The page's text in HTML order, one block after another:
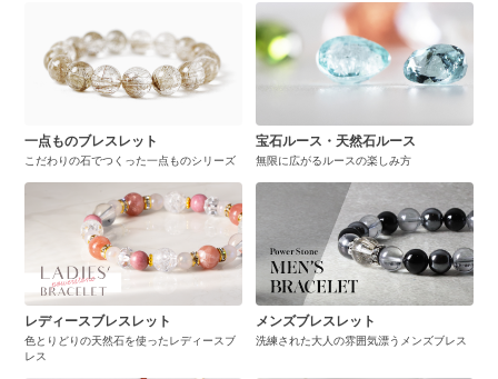
一点ものブレスレット
こだわりの石でつくった一点ものシリーズ
宝石ルース・天然石ルース
無限に広がるルースの楽しみ方
レディースブレスレット
色とりどりの天然石を使ったレディースブ
レス
メンズブレスレット
洗練された大人の雰囲気漂うメンズブレス